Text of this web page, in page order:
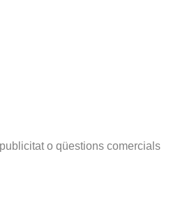
o qüestions comercials